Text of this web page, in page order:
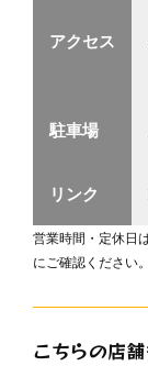
アクセス
駐車場
リンク
営業時間・定休日
にご確認ください。
こちらの店舗